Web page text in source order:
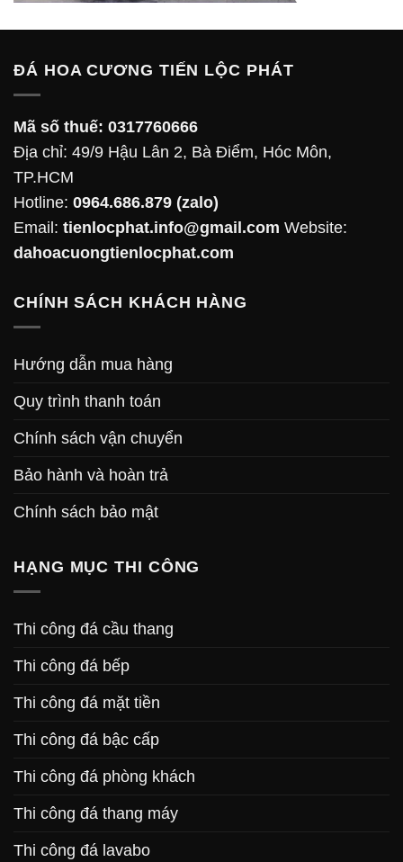
ĐÁ HOA CƯƠNG TIẾN LỘC PHÁT
Mã số thuế: 0317760666
Địa chỉ: 49/9 Hậu Lân 2, Bà Điểm, Hóc Môn,
TP.HCM
Hotline: 0964.686.879 (zalo)
Email: tienlocphat.info@gmail.com Website:
dahoacuongtienlocphat.com
CHÍNH SÁCH KHÁCH HÀNG
Hướng dẫn mua hàng
Quy trình thanh toán
Chính sách vận chuyển
Bảo hành và hoàn trả
Chính sách bảo mật
HẠNG MỤC THI CÔNG
Thi công đá cầu thang
Thi công đá bếp
Thi công đá mặt tiền
Thi công đá bậc cấp
Thi công đá phòng khách
Thi công đá thang máy
Thi công đá lavabo